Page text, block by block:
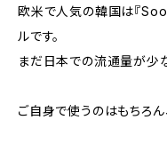
欧米で人気の韓国は『
ルです。
まだ日本での流通量が少
ご自身で使うのはもちろん